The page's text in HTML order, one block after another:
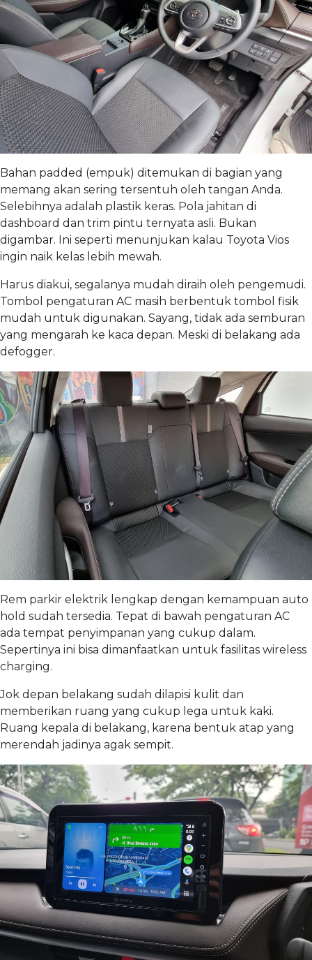
Bahan padded (empuk) ditemukan di bagian yang
memang akan sering tersentuh oleh tangan Anda.
Selebihnya adalah plastik keras. Pola jahitan di
dashboard dan trim pintu ternyata asli. Bukan
digambar. Ini seperti menunjukan kalau Toyota Vios
ingin naik kelas lebih mewah.
Harus diakui, segalanya mudah diraih oleh pengemudi.
Tombol pengaturan AC masih berbentuk tombol fisik
mudah untuk digunakan. Sayang, tidak ada semburan
yang mengarah ke kaca depan. Meski di belakang ada
defogger.
Rem parkir elektrik lengkap dengan kemampuan auto
hold sudah tersedia. Tepat di bawah pengaturan AC
ada tempat penyimpanan yang cukup dalam.
Sepertinya ini bisa dimanfaatkan untuk fasilitas wireless
charging.
Jok depan belakang sudah dilapisi kulit dan
memberikan ruang yang cukup lega untuk kaki.
Ruang kepala di belakang, karena bentuk atap yang
merendah jadinya agak sempit.